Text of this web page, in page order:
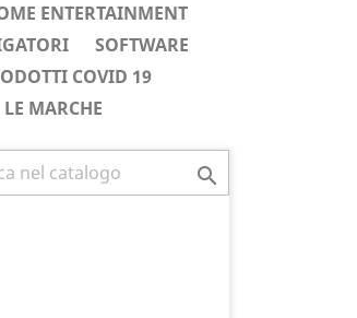
ENTERTAINMENT
SOFTWARE
COVID 19
LE MARCHE

Successivo